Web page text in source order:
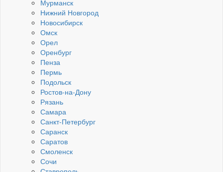
Мурманск
Нижний Новгород
Новосибирск
Омск
Орел
Оренбург
Пенза
Пермь
Подольск
Ростов-на-Дону
Рязань
Самара
Санкт-Петербург
Саранск
Саратов
Смоленск
Сочи